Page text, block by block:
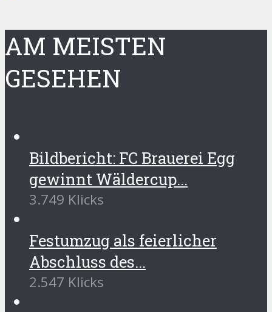
AM MEISTEN
GESEHEN
Bildbericht: FC Brauerei Egg
gewinnt Wäldercup...
3.749 Klicks
Festumzug als feierlicher
Abschluss des...
2.547 Klicks